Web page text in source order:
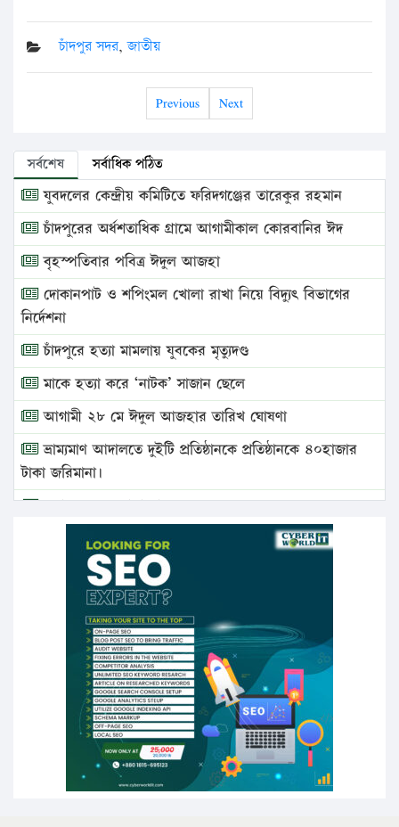
চাঁদপুর সদর,জাতীয়
Previous Next
সর্বশেষ সর্বাধিক পঠিত
যুবদলের কেন্দ্রীয় কমিটিতে ফরিদগঞ্জের তারেকুর রহমান
চাঁদপুরের অর্ধশতাধিক গ্রামে আগামীকাল কোরবানির ঈদ
বৃহস্পতিবার পবিত্র ঈদুল আজহা
দোকানপাট ও শপিংমল খোলা রাখা নিয়ে বিদ্যুৎ বিভাগের
নির্দেশনা
চাঁদপুরে হত্যা মামলায় যুবকের মৃত্যুদণ্ড
মাকে হত্যা করে ‘নাটক’ সাজান ছেলে
আগামী ২৮ মে ঈদুল আজহার তারিখ ঘোষণা
ভ্রাম্যমাণ আদালতে দুইটি প্রতিষ্ঠানকে প্রতিষ্ঠানকে ৪০হাজার
টাকা জরিমানা।
এবার লঞ্চের ভাড়া বাড়ল
১৭ থেকে ২১ শতাংশ বিদ্যুতের দাম বাড়ানোর প্রস্তাব পিডিবির
১৬ মে চাঁদপুর ও ২৫ মে ফেনী সফরে যাবেন প্রধানমন্ত্রী
উচ্চশিক্ষায় গৌরবময় অর্জন: পূর্ণ স্কলারশিপে যুক্তরাষ্ট্রে
পিএইচডি করছেন কুয়েটের কৃতি…
সারা দেশে বজ্রাঘাতে ১৪ জনের প্রাণহানি
কঠোর হচ্ছে এসএসসি ও এইচএসসি পরীক্ষা
ফরিদগঞ্জে আগুনে পুড়লো ৬ ব্যবসা প্রতিষ্ঠান